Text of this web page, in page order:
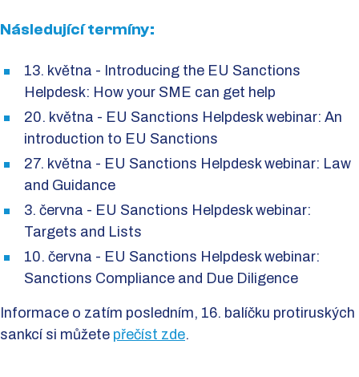
Následující termíny:
13. května - Introducing the EU Sanctions
Helpdesk: How your SME can get help
20. května - EU Sanctions Helpdesk webinar: An
introduction to EU Sanctions
27. května - EU Sanctions Helpdesk webinar: Law
and Guidance
3. června - EU Sanctions Helpdesk webinar:
Targets and Lists
10. června - EU Sanctions Helpdesk webinar:
Sanctions Compliance and Due Diligence
Informace o zatím posledním, 16. balíčku protiruských
sankcí si můžete přečíst zde.